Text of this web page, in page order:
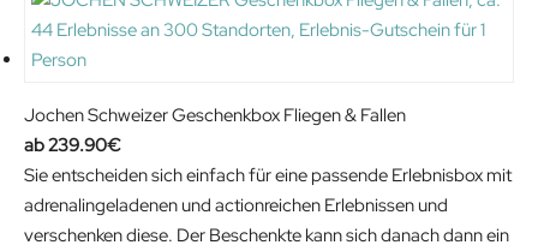
Jochen Schweizer Geschenkbox Fliegen & Fallen
239.90€
Sie entscheiden sich einfach für eine passende Erlebnisbox mit
adrenalingeladenen und actionreichen Erlebnissen und
verschenken diese. Der Beschenkte kann sich danach dann ein